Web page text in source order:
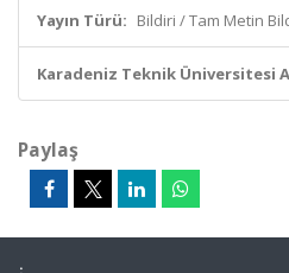
Yayın Türü: Bildiri / Tam Metin
Karadeniz Teknik Üniversitesi
Paylaş